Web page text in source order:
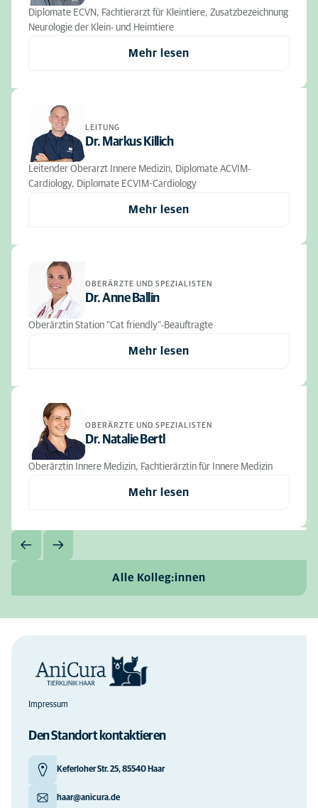
Diplomate ECVN, Fachtierarzt für Kleintiere, Zusatzbezeichnung
Neurologie der Klein- und Heimtiere
Mehr lesen
LEITUNG
Dr. Markus Killich
Leitender Oberarzt Innere Medizin, Diplomate ACVIM-
Cardiology, Diplomate ECVIM-Cardiology
Mehr lesen
OBERÄRZTE UND SPEZIALISTEN
Dr. Anne Ballin
Oberärztin Station "Cat friendly"-Beauftragte
Mehr lesen
OBERÄRZTE UND SPEZIALISTEN
Dr. Natalie Bertl
Oberärztin Innere Medizin, Fachtierärztin für Innere Medizin
Mehr lesen
Alle Kolleg:innen
Impressum
Den Standort kontaktieren
Keferloher Str. 25, 85540 Haar
haar@anicura.de